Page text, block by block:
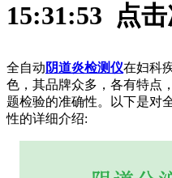
15:31:53 点击
全自动 阴道炎检测仪在妇科
色，其品牌众多，各有特点
题检验的准确性。以下是对
性的详细介绍: